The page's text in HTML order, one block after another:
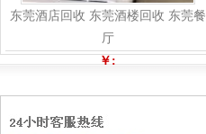
东莞酒店回收 东莞酒楼回收 东莞餐
厅
￥: